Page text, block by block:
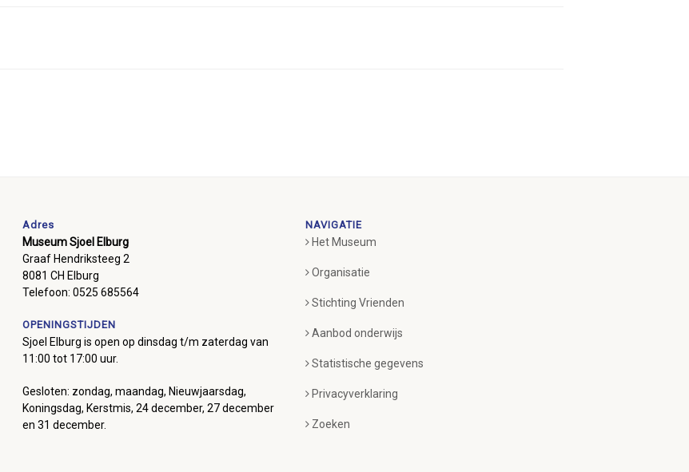
Adres
Museum Sjoel Elburg
Graaf Hendriksteeg 2
8081 CH Elburg
Telefoon: 0525 685564
OPENINGSTIJDEN
Sjoel Elburg is open op dinsdag t/m zaterdag van
11:00 tot 17:00 uur.
Gesloten: zondag, maandag, Nieuwjaarsdag,
Koningsdag, Kerstmis, 24 december, 27 december
en 31 december.
NAVIGATIE
Het Museum
Organisatie
Stichting Vrienden
Aanbod onderwijs
Statistische gegevens
Privacyverklaring
Zoeken